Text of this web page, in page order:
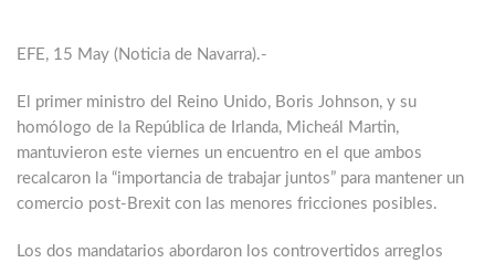
EFE, 15 May (Noticia de Navarra).-
El primer ministro del Reino Unido, Boris Johnson, y su
homólogo de la República de Irlanda, Micheál Martin,
mantuvieron este viernes un encuentro en el que ambos
recalcaron la “importancia de trabajar juntos” para mantener un
comercio post-Brexit con las menores fricciones posibles.
Los dos mandatarios abordaron los controvertidos arreglos